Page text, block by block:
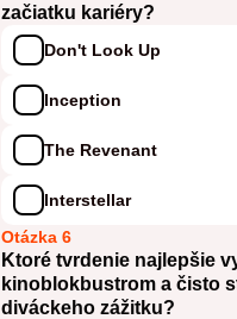
začiatku kariéry?
Don't Look Up
Inception
The Revenant
Interstellar
Otázka 6
Ktoré tvrdenie najlepšie
kinoblokbustrom a čisto
diváckeho zážitku?